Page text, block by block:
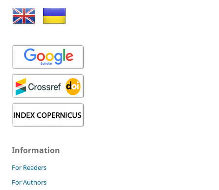
Information
For Readers
For Authors